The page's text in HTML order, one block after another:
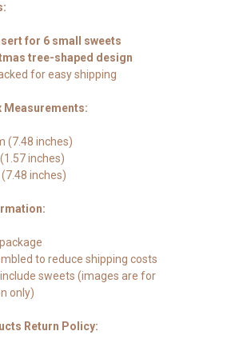
for 6 small sweets
tree-shaped design
for easy shipping
Measurements:
(7.48 inches)
inches)
inches)
to reduce shipping costs
sweets (images are for
only)
Return Policy: